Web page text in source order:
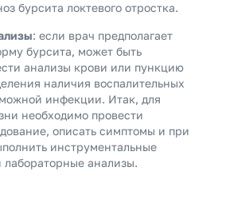
бурсита локтевого отростка.
: если врач предполагает
бурсита, может быть
анализы крови или пункцию
наличия воспалительных
инфекции. Итак, для
необходимо провести
описать симптомы и при
инструментальные
лабораторные анализы.